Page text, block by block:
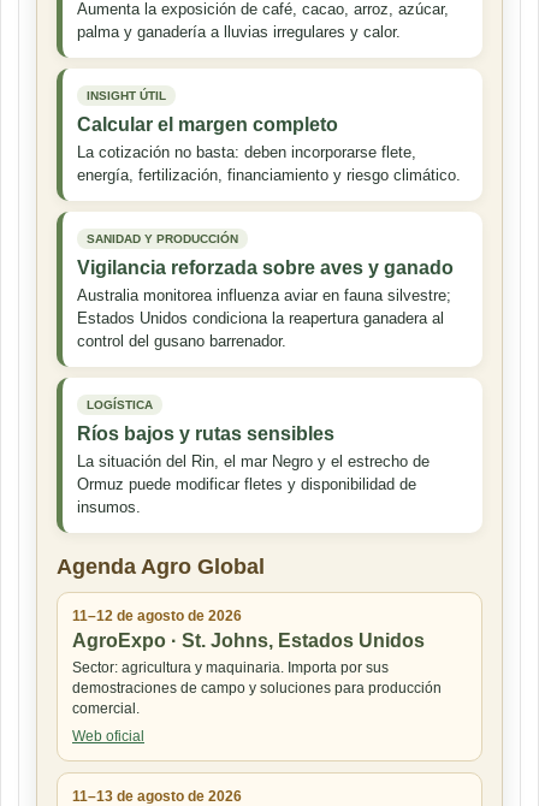
Aumenta la exposición de café, cacao, arroz, azúcar,
palma y ganadería a lluvias irregulares y calor.
INSIGHT ÚTIL
Calcular el margen completo
La cotización no basta: deben incorporarse flete,
energía, fertilización, financiamiento y riesgo climático.
SANIDAD Y PRODUCCIÓN
Vigilancia reforzada sobre aves y ganado
Australia monitorea influenza aviar en fauna silvestre;
Estados Unidos condiciona la reapertura ganadera al
control del gusano barrenador.
LOGÍSTICA
Ríos bajos y rutas sensibles
La situación del Rin, el mar Negro y el estrecho de
Ormuz puede modificar fletes y disponibilidad de
insumos.
Agenda Agro Global
11–12 de agosto de 2026
AgroExpo · St. Johns, Estados Unidos
Sector: agricultura y maquinaria. Importa por sus
demostraciones de campo y soluciones para producción
comercial.
Web oficial
11–13 de agosto de 2026